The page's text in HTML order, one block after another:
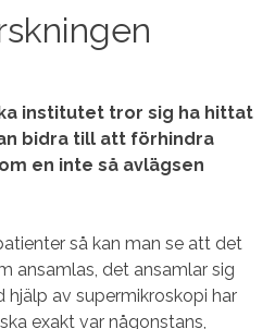
institutet tror sig ha hittat
bidra till att förhindra
en inte så avlägsen
så kan man se att det
ansamlas, det ansamlar sig
hjälp av supermikroskopi har
exakt var någonstans,